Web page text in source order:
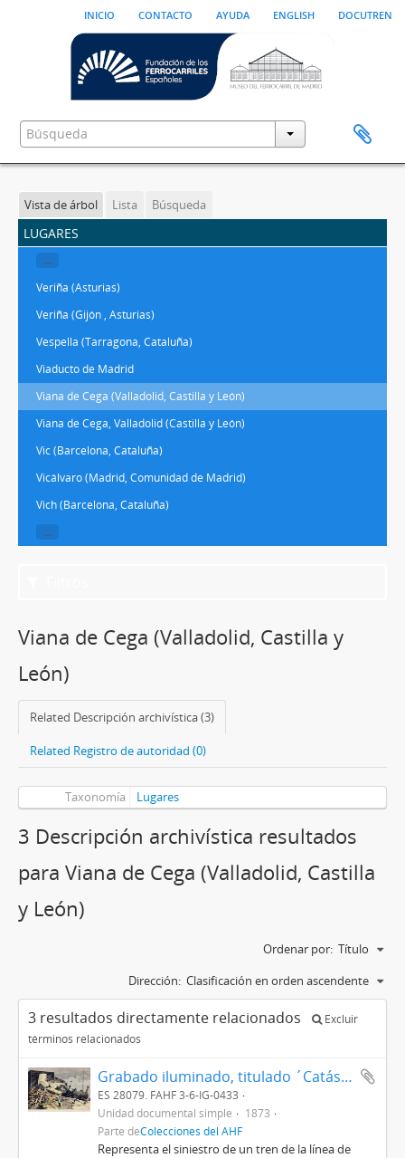
inicio contacto ayuda english docutren
Vista de árbol Lista Búsqueda
lugares
...
Veriña (Asturias)
Veriña (Gijón , Asturias)
Vespella (Tarragona, Cataluña)
Viaducto de Madrid
Viana de Cega (Valladolid, Castilla y León)
Viana de Cega, Valladolid (Castilla y León)
Vic (Barcelona, Cataluña)
Vicálvaro (Madrid, Comunidad de Madrid)
Vich (Barcelona, Cataluña)
...
Viana de Cega (Valladolid, Castilla y
León)
Related Descripción archivística (3)
Related Registro de autoridad (0)
Taxonomía Lugares
3 Descripción archivística resultados
para Viana de Cega (Valladolid, Castilla
y León)
Ordenar por: Título
Dirección: Clasificación en orden ascendente
3 resultados directamente relacionados
Excluir
términos relacionados
Grabado iluminado, titulado ´Catástrofe en el puente de Viana: aspecto tomado del frente de la vía´.
ES 28079. FAHF 3-6-IG-0433
Unidad documental simple
1873
Parte deColecciones del AHF
Representa el siniestro de un tren de la línea de